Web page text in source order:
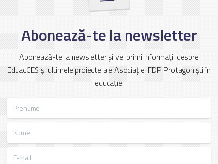
Abonează-te la newsletter
Abonează-te la newsletter și vei primi informații despre
EduacCES și ultimele proiecte ale Asociației FDP Protagoniști în
educație.